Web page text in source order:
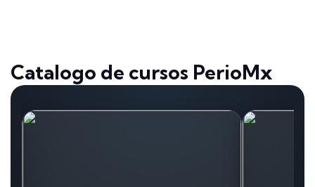
Catalogo de cursos PerioMx